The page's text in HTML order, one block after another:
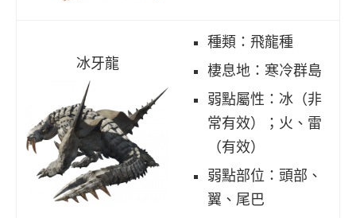
冰牙龍
種類：飛龍種
棲息地：寒冷群島
弱點屬性：冰（非
常有效）；火、雷
（有效）
弱點部位：頭部、
翼、尾巴